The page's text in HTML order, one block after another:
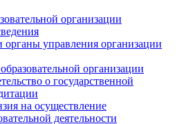
организации
органы управления организации
организации
о государственной
на осуществление
деятельности